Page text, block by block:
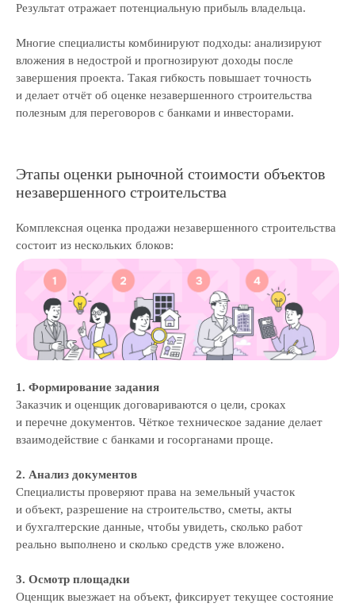
Результат отражает потенциальную прибыль владельца.
Многие специалисты комбинируют подходы: анализируют
вложения в недострой и прогнозируют доходы после
завершения проекта. Такая гибкость повышает точность
и делает отчёт об оценке незавершенного строительства
полезным для переговоров с банками и инвесторами.
Этапы оценки рыночной стоимости объектов
незавершенного строительства
Комплексная оценка продажи незавершенного строительства
состоит из нескольких блоков:
1. Формирование задания
Заказчик и оценщик договариваются о цели, сроках
и перечне документов. Чёткое техническое задание делает
взаимодействие с банками и госорганами проще.
2. Анализ документов
Специалисты проверяют права на земельный участок
и объект, разрешение на строительство, сметы, акты
и бухгалтерские данные, чтобы увидеть, сколько работ
реально выполнено и сколько средств уже вложено.
3. Осмотр площадки
Оценщик выезжает на объект, фиксирует текущее состояние